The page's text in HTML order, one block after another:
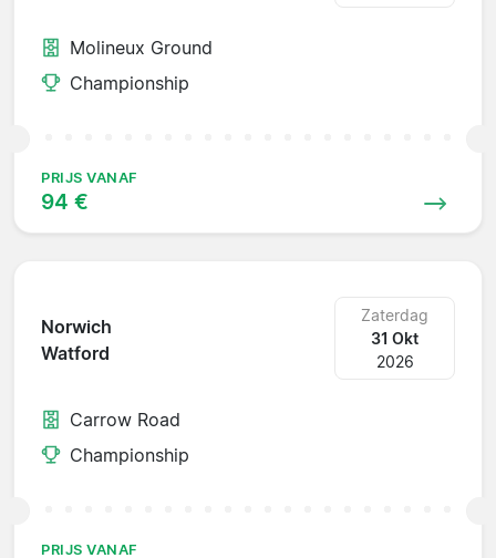
Molineux Ground
Championship
PRIJS VANAF
94 €
Norwich
Watford
Zaterdag
31 Okt
2026
Carrow Road
Championship
PRIJS VANAF